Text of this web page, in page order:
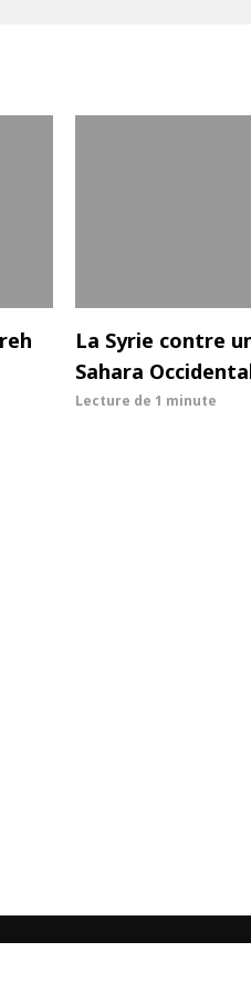
La Syrie contre
Sahara
Lecture de 1 minute